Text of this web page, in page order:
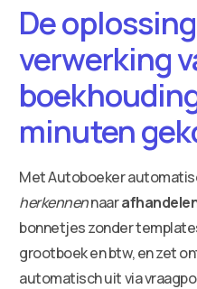
De
verwerking
minuten
Met Autoboeker
herkennennaar
bonnetjes zonder
grootboek en btw, en zet
automatisch uit via